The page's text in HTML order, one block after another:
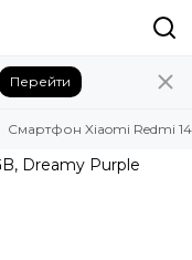
Перейти
Смартфон Xiaomi Redmi